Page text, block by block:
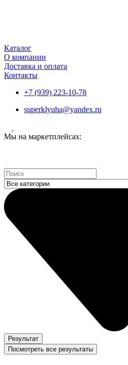
Каталог
О компании
Доставка и оплата
Контакты
+7 (939) 223-10-78
superklyuha@yandex.ru
Мы на маркетплейсах:
Search
...
Результат
Посмотреть все результаты